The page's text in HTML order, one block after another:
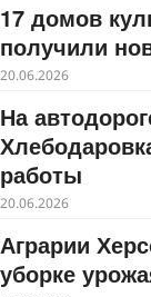
17 домов
получили
20.06.2026
На
работы
20.06.2026
Аграрии
уборке